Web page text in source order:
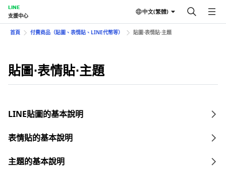
LINE
支援中心
中文(繁體)
首頁 付費商品（貼圖、表情貼、LINE代幣等） 貼圖⋅表情貼⋅主題
貼圖⋅表情貼⋅主題
LINE貼圖的基本說明
表情貼的基本說明
主題的基本說明